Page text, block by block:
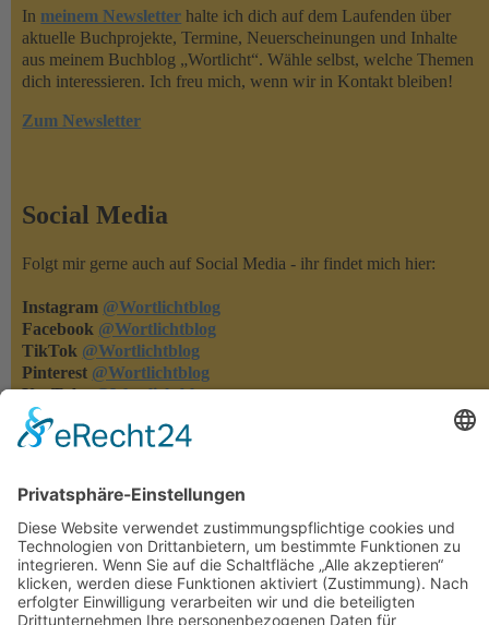
In meinem Newsletter halte ich dich auf dem Laufenden über
aktuelle Buchprojekte, Termine, Neuerscheinungen und Inhalte
aus meinem Buchblog „Wortlicht“. Wähle selbst, welche Themen
dich interessieren. Ich freu mich, wenn wir in Kontakt bleiben!
Zum Newsletter
Social Media
Folgt mir gerne auch auf Social Media - ihr findet mich hier:
Instagram @Wortlichtblog
Facebook @Wortlichtblog
TikTok @Wortlichtblog
Pinterest @Wortlichtblog
YouTube @Wortlichtblog
Rezensionen
Rezensionen machen meine Bücher bekannter - und ich merke,
was euch gefällt und was nicht. Habt ihr eins meiner Bücher
gelesen, dann freue ich mich über eure Rezension auf den
einschlägigen Lese-Portalen oder in den Online-Buchshops.